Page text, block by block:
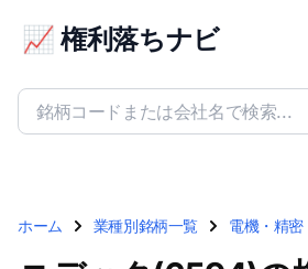
📈 権利落ちナビ
ホーム 業種別銘柄一覧 電機・精密